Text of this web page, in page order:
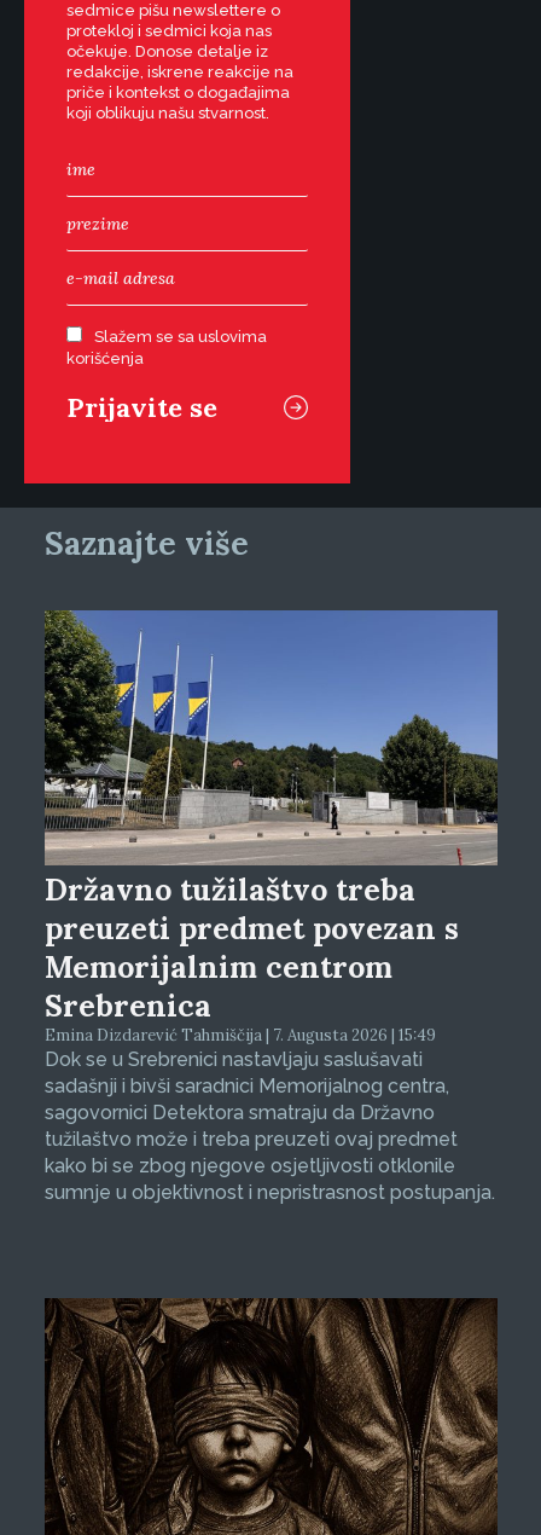
sedmice pišu newslettere o
protekloj i sedmici koja nas
očekuje. Donose detalje iz
redakcije, iskrene reakcije na
priče i kontekst o događajima
koji oblikuju našu stvarnost.
Slažem se sa uslovima
korišćenja
Saznajte više
Državno tužilaštvo treba
preuzeti predmet povezan s
Memorijalnim centrom
Srebrenica
Emina Dizdarević Tahmiščija | 7. Augusta 2026 | 15:49
Dok se u Srebrenici nastavljaju saslušavati
sadašnji i bivši saradnici Memorijalnog centra,
sagovornici Detektora smatraju da Državno
tužilaštvo može i treba preuzeti ovaj predmet
kako bi se zbog njegove osjetljivosti otklonile
sumnje u objektivnost i nepristrasnost postupanja.